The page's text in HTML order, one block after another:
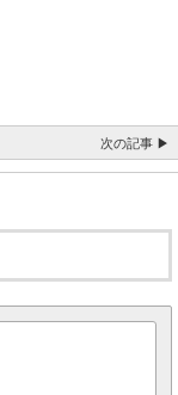
次の記事 ▶